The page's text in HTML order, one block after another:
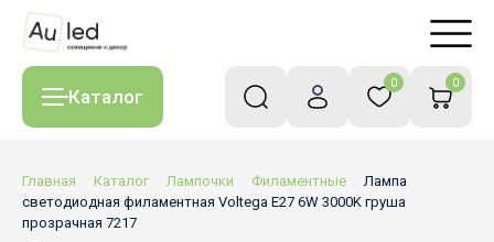
Каталог
0 0
Главная Каталог Лампочки Филаментные
Лампа
светодиодная филаментная Voltega E27 6W 3000K груша
прозрачная 7217